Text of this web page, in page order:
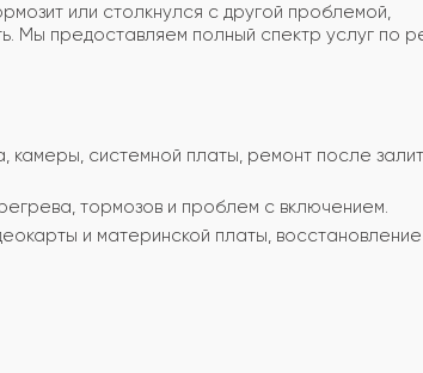
или столкнулся с другой проблемой,
Мы предоставляем полный спектр услуг по
камеры, системной платы, ремонт после
тормозов и проблем с включением.
и материнской платы,